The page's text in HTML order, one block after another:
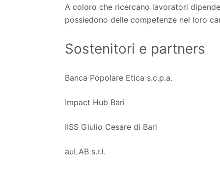
A coloro che ricercano lavoratori
possiedono delle competenze nel loro
Sostenitori e partners
Banca Popolare Etica s.c.p.a.
Impact Hub Bari
IISS Giulio Cesare di Bari
auLAB s.r.l.